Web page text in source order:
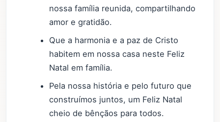
nossa família reunida, compartilhando
amor e gratidão.
Que a harmonia e a paz de Cristo
habitem em nossa casa neste Feliz
Natal em família.
Pela nossa história e pelo futuro que
construímos juntos, um Feliz Natal
cheio de bênçãos para todos.